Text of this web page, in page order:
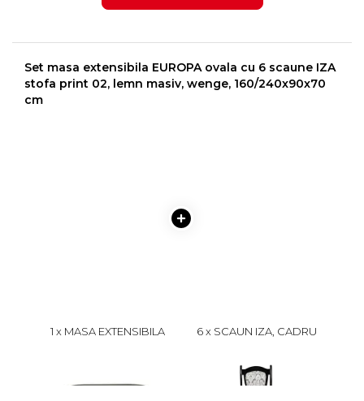
Set masa extensibila EUROPA ovala cu 6 scaune IZA
stofa print 02, lemn masiv, wenge, 160/240x90x70
cm
1 x MASA EXTENSIBILA
6 x SCAUN IZA, CADRU
499 lei
399